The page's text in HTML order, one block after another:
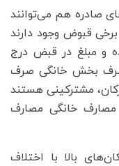
صادره هم می‌توانند
قبوض وجود دارند
و مبلغ در قبض درج
بخش خانگی صرف
مشترکینی هستند
مصارف خانگی مصارف
بالا با اختلاف